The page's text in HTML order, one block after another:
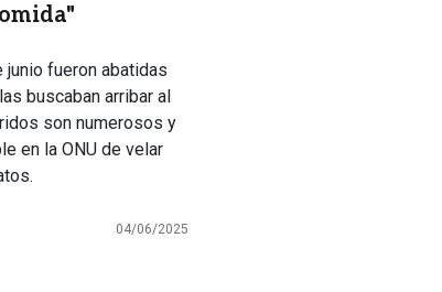
fueron abatidas
buscaban arribar al
son numerosos y
en la ONU de velar
04/06/2025